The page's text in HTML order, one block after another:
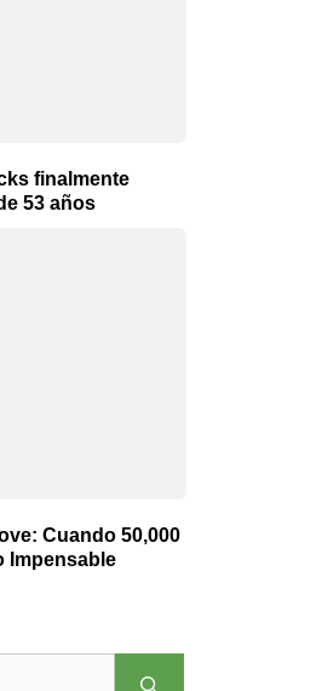
finalmente
53 años
Cuando 50,000
Impensable